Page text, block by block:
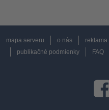
mapa serveru o nás reklama
publikačné podmienky
FAQ